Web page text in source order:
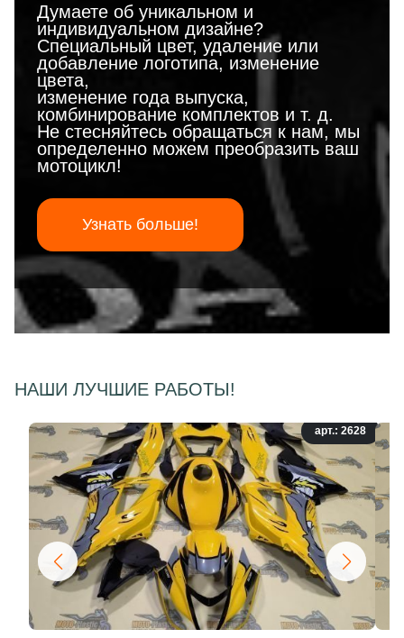
Думаете об уникальном и
индивидуальном дизайне?
Специальный цвет, удаление или
добавление логотипа, изменение
цвета,
изменение года выпуска,
комбинирование комплектов и т. д.
Не стесняйтесь обращаться к нам, мы
определенно можем преобразить ваш
мотоцикл!
Узнать больше!
НАШИ ЛУЧШИЕ РАБОТЫ!
арт.: 2628